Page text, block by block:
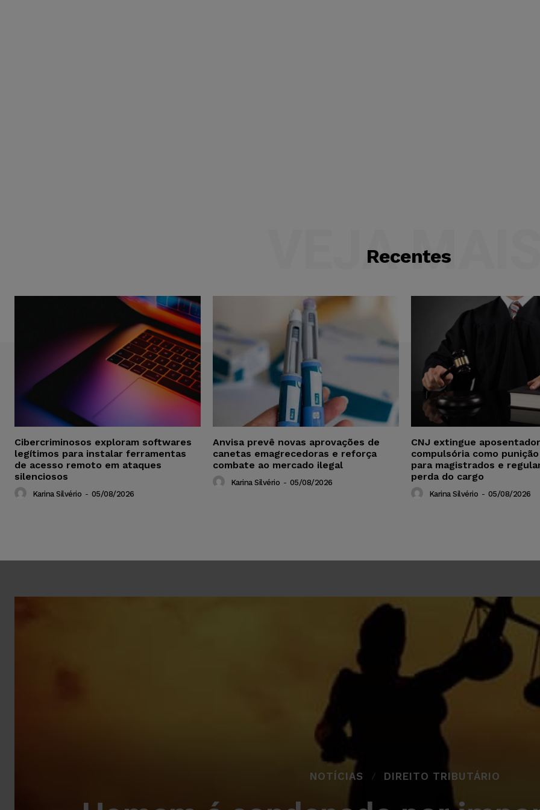
Recentes
VEJA
Cibercriminosos exploram softwares
legítimos para instalar ferramentas
de acesso remoto em ataques
silenciosos
Karina Silvério - 05/08/2026
Anvisa prevê novas aprovações de
canetas emagrecedoras e reforça
combate ao mercado ilegal
Karina Silvério - 05/08/2026
CNJ extingue
compulsória como
para magistrados e
perda do cargo
Karina Silvério - 05/08/2026